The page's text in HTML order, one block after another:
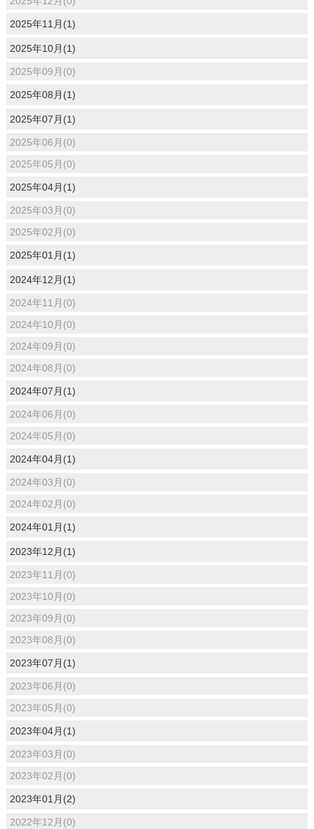
2025年11月(1)
2025年10月(1)
2025年09月(0)
2025年08月(1)
2025年07月(1)
2025年06月(0)
2025年05月(0)
2025年04月(1)
2025年03月(0)
2025年02月(0)
2025年01月(1)
2024年12月(1)
2024年11月(0)
2024年10月(0)
2024年09月(0)
2024年08月(0)
2024年07月(1)
2024年06月(0)
2024年05月(0)
2024年04月(1)
2024年03月(0)
2024年02月(0)
2024年01月(1)
2023年12月(1)
2023年11月(0)
2023年10月(0)
2023年09月(0)
2023年08月(0)
2023年07月(1)
2023年06月(0)
2023年05月(0)
2023年04月(1)
2023年03月(0)
2023年02月(0)
2023年01月(2)
2022年12月(0)